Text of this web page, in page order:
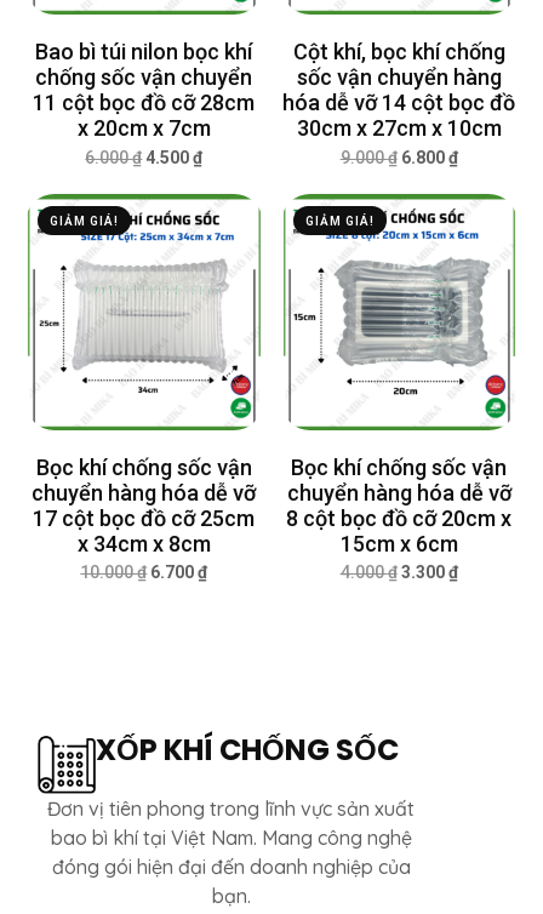
Bao bì túi nilon bọc khí
chống sốc vận chuyển
11 cột bọc đồ cỡ 28cm
x 20cm x 7cm
6.000₫ 4.500₫
Cột khí, bọc khí chống
sốc vận chuyển hàng
hóa dễ vỡ 14 cột bọc đồ
30cm x 27cm x 10cm
9.000₫ 6.800₫
GIẢM GIÁ!
Bọc khí chống sốc vận
chuyển hàng hóa dễ vỡ
17 cột bọc đồ cỡ 25cm
x 34cm x 8cm
10.000₫ 6.700₫
GIẢM GIÁ!
Bọc khí chống sốc vận
chuyển hàng hóa dễ vỡ
8 cột bọc đồ cỡ 20cm x
15cm x 6cm
4.000₫ 3.300₫
XỐP KHÍ CHỐNG SỐC
Đơn vị tiên phong trong lĩnh vực sản xuất
bao bì khí tại Việt Nam. Mang công nghệ
đóng gói hiện đại đến doanh nghiệp của
bạn.